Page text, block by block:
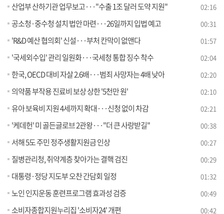
산업부 산하기관 업무보고···"수출 1조 달러 도약 지원" 02:16
공소청·중수청 설치 법안 마련···26일까지 입법 예고 00:31
'R&D 예산 협의회' 신설···부처 칸막이 없앤다 01:57
'국세외수입' 관리 일원화···국세청 통합 징수 착수 02:04
한국, OECD 대비 자살 2.6배···범죄 사망자는 4배 낮아 02:20
의약품 부작용 진료비 보상 상한 '5천만 원' 02:10
유아 보육비 지원 4세까지 확대···신청 없이 차감 02:21
'케데헌' 미 골든글로브 2관왕···"더 큰 사랑받길" 00:38
서해 5도 주민 정주생활지원금 인상 00:27
질병관리청, 취약계층 찾아가는 결핵 검진 00:29
대통령·정당 지도부 오찬 간담회 일정 01:32
노인 인지운동 훈련프로그램 효과성 검증 00:49
소비자종합지원누리집 '소비자24' 개편 00:42